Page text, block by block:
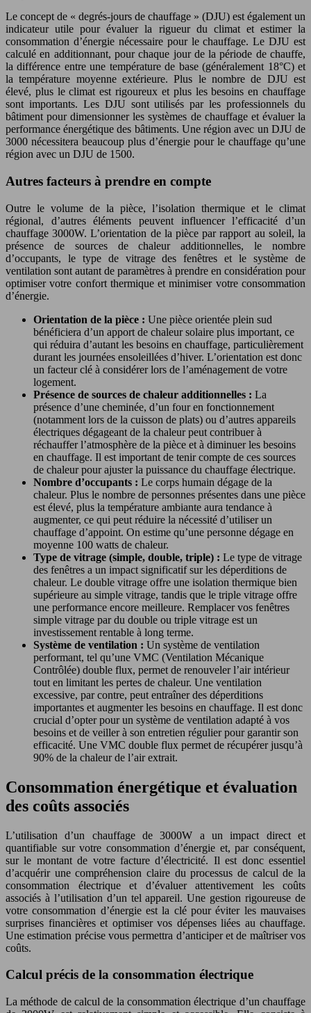
Le concept de « degrés-jours de chauffage » (DJU) est également un
indicateur utile pour évaluer la rigueur du climat et estimer la
consommation d’énergie nécessaire pour le chauffage. Le DJU est
calculé en additionnant, pour chaque jour de la période de chauffe,
la différence entre une température de base (généralement 18°C) et
la température moyenne extérieure. Plus le nombre de DJU est
élevé, plus le climat est rigoureux et plus les besoins en chauffage
sont importants. Les DJU sont utilisés par les professionnels du
bâtiment pour dimensionner les systèmes de chauffage et évaluer la
performance énergétique des bâtiments. Une région avec un DJU de
3000 nécessitera beaucoup plus d’énergie pour le chauffage qu’une
région avec un DJU de 1500.
Autres facteurs à prendre en compte
Outre le volume de la pièce, l’isolation thermique et le climat
régional, d’autres éléments peuvent influencer l’efficacité d’un
chauffage 3000W. L’orientation de la pièce par rapport au soleil, la
présence de sources de chaleur additionnelles, le nombre
d’occupants, le type de vitrage des fenêtres et le système de
ventilation sont autant de paramètres à prendre en considération pour
optimiser votre confort thermique et minimiser votre consommation
d’énergie.
Orientation de la pièce : Une pièce orientée plein sud
bénéficiera d’un apport de chaleur solaire plus important, ce
qui réduira d’autant les besoins en chauffage, particulièrement
durant les journées ensoleillées d’hiver. L’orientation est donc
un facteur clé à considérer lors de l’aménagement de votre
logement.
Présence de sources de chaleur additionnelles : La
présence d’une cheminée, d’un four en fonctionnement
(notamment lors de la cuisson de plats) ou d’autres appareils
électriques dégageant de la chaleur peut contribuer à
réchauffer l’atmosphère de la pièce et à diminuer les besoins
en chauffage. Il est important de tenir compte de ces sources
de chaleur pour ajuster la puissance du chauffage électrique.
Nombre d’occupants : Le corps humain dégage de la
chaleur. Plus le nombre de personnes présentes dans une pièce
est élevé, plus la température ambiante aura tendance à
augmenter, ce qui peut réduire la nécessité d’utiliser un
chauffage d’appoint. On estime qu’une personne dégage en
moyenne 100 watts de chaleur.
Type de vitrage (simple, double, triple) : Le type de vitrage
des fenêtres a un impact significatif sur les déperditions de
chaleur. Le double vitrage offre une isolation thermique bien
supérieure au simple vitrage, tandis que le triple vitrage offre
une performance encore meilleure. Remplacer vos fenêtres
simple vitrage par du double ou triple vitrage est un
investissement rentable à long terme.
Système de ventilation : Un système de ventilation
performant, tel qu’une VMC (Ventilation Mécanique
Contrôlée) double flux, permet de renouveler l’air intérieur
tout en limitant les pertes de chaleur. Une ventilation
excessive, par contre, peut entraîner des déperditions
importantes et augmenter les besoins en chauffage. Il est donc
crucial d’opter pour un système de ventilation adapté à vos
besoins et de veiller à son entretien régulier pour garantir son
efficacité. Une VMC double flux permet de récupérer jusqu’à
90% de la chaleur de l’air extrait.
Consommation énergétique et évaluation
des coûts associés
L’utilisation d’un chauffage de 3000W a un impact direct et
quantifiable sur votre consommation d’énergie et, par conséquent,
sur le montant de votre facture d’électricité. Il est donc essentiel
d’acquérir une compréhension claire du processus de calcul de la
consommation électrique et d’évaluer attentivement les coûts
associés à l’utilisation d’un tel appareil. Une gestion rigoureuse de
votre consommation d’énergie est la clé pour éviter les mauvaises
surprises financières et optimiser vos dépenses liées au chauffage.
Une estimation précise vous permettra d’anticiper et de maîtriser vos
coûts.
Calcul précis de la consommation électrique
La méthode de calcul de la consommation électrique d’un chauffage